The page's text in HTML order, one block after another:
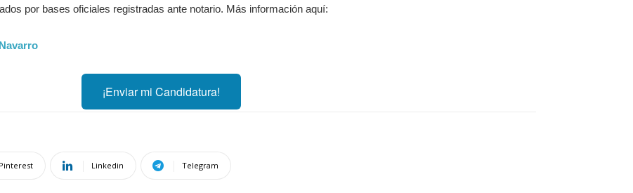
por bases oficiales registradas ante notario. Más información aquí:
¡Enviar mi Candidatura!
Pinterest Linkedin Telegram